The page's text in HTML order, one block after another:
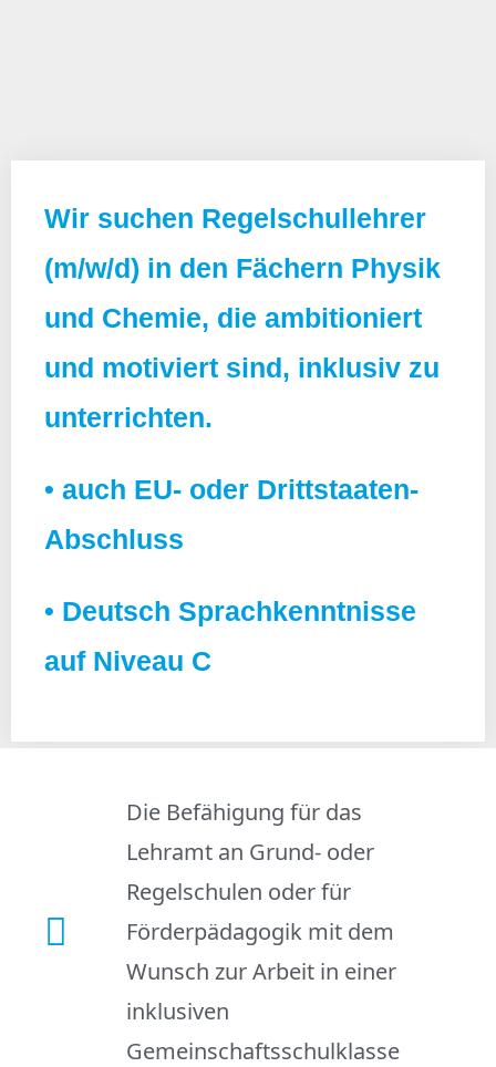
Wir suchen Regelschullehrer
(m/w/d) in den Fächern Physik
und Chemie, die ambitioniert
und motiviert sind, inklusiv zu
unterrichten.
• auch EU- oder Drittstaaten-
Abschluss
• Deutsch Sprachkenntnisse
auf Niveau C
Die Befähigung für das
Lehramt an Grund- oder
Regelschulen oder für
Förderpädagogik mit dem
Wunsch zur Arbeit in einer
inklusiven
Gemeinschaftsschulklasse